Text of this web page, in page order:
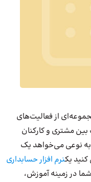
از فعالیت‌های
مشتری و کارکنان
نوعی می‌خواهد یک
یکنرم‌ افزار حسابداری
در زمینه آموزش،